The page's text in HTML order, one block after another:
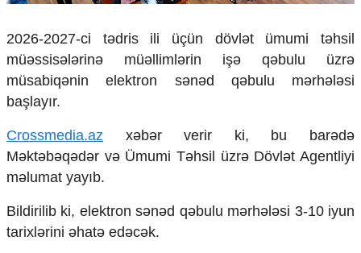
Multimedia
Foto
Video
İnfoqrafika
Podcast
Humanitar
Elm və təhsil
Diaspor
Yüksəliş hekayəsi
2026-2027-ci tədris ili üçün dövlət ümumi təhsil
müəssisələrinə müəllimlərin işə qəbulu üzrə
müsabiqənin elektron sənəd qəbulu mərhələsi
başlayır.
Crossmedia.az xəbər verir ki, bu barədə
Məktəbəqədər və Ümumi Təhsil üzrə Dövlət Agentliyi
məlumat yayıb.
Bildirilib ki, elektron sənəd qəbulu mərhələsi 3-10 iyun
tarixlərini əhatə edəcək.